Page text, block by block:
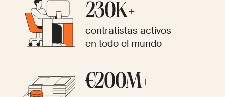
230K+
contratistas activos
en todo el mundo
€200M+